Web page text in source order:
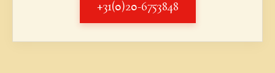
+31(0)20-6753848